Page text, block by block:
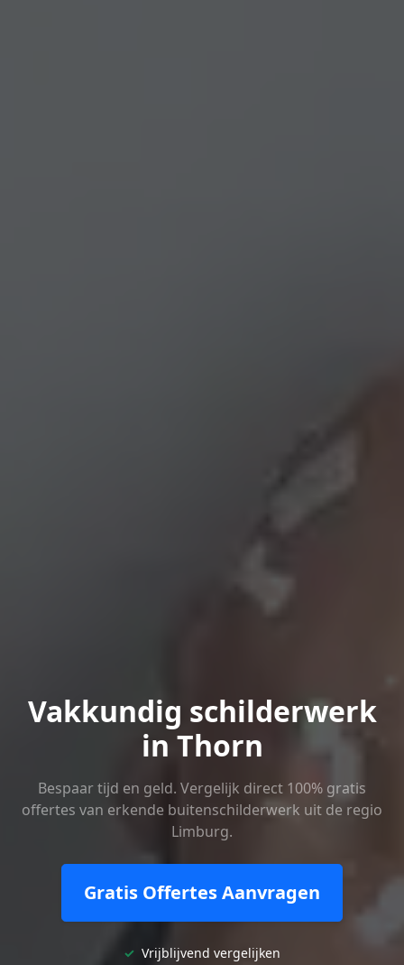
Vakkundig schilderwerk
in Thorn
Bespaar tijd en geld. Vergelijk direct 100% gratis
offertes van erkende buitenschilderwerk uit de regio
Limburg.
Gratis Offertes Aanvragen
✓ Vrijblijvend vergelijken